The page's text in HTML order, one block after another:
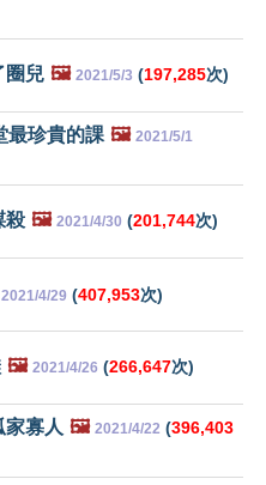
圈兒 🖼️ 2021/5/3 (197,285次)
最珍貴的課 🖼️ 2021/5/1
殺 🖼️ 2021/4/30 (201,744次)
2021/4/29 (407,953次)
🖼️ 2021/4/26 (266,647次)
寡人 🖼️ 2021/4/22 (396,403